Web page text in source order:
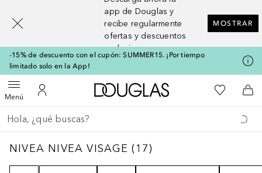
app de Douglas y
recibe regularmente
ofertas y descuentos
exclusivos
MOSTRAR
-15% de descuento con el cupón: SUMMER15. ¡Por tiempo
limitado solo en la App!
MenúAbrir menúMi cuenta
A Douglas HomeMi lista de
A
Regresar
Ejecutar búsqueda
NIVEA NIVEA VISAGE 17
NIVEA NIVEA VISAGE (17)
[navigation.slideout.screenreader]